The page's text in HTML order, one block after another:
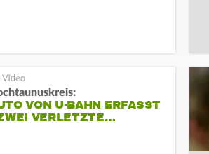
VON U-BAHN ERFASST
VERLETZTE…